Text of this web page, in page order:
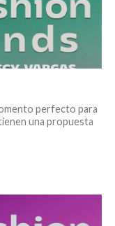
perfecto para
una propuesta